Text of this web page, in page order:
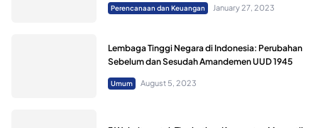
Perencanaan dan Keuangan January 27, 2023
Lembaga Tinggi Negara di Indonesia: Perubahan
Sebelum dan Sesudah Amandemen UUD 1945
Umum August 5, 2023